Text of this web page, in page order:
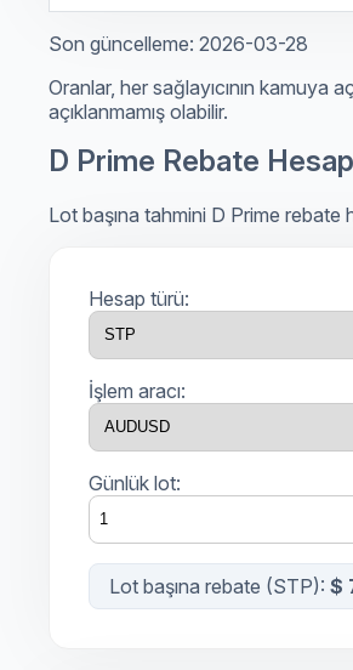
Son güncelleme: 2026-03-28
Oranlar, her sağlayıcının kamuya
açıklanmamış olabilir.
D Prime Rebate
Lot başına tahmini D Prime rebate
Hesap türü:
İşlem aracı:
Günlük lot:
Lot başına rebate (STP): $